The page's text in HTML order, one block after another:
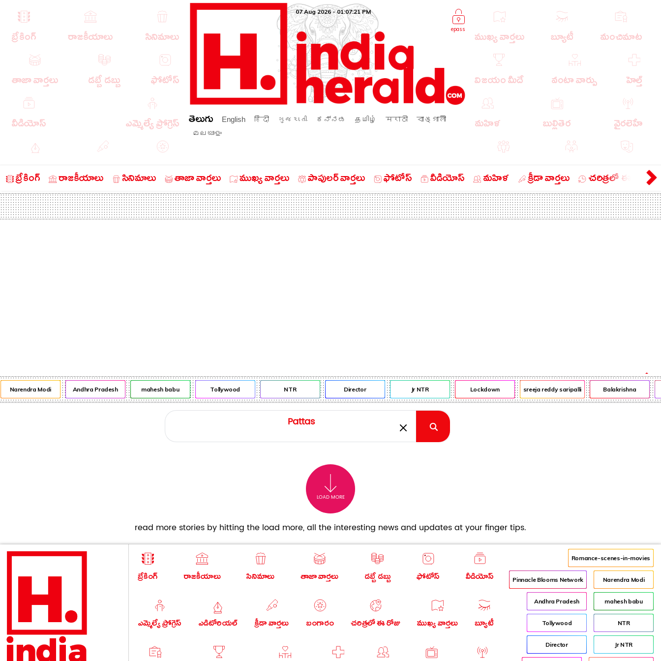
బ్రేకింగ్ రాజకీయాలు సినిమాలు
తాజా వార్తలు డబ్బే డబ్బు ఫోటోస్
వీడియోస్ ఎమ్మెల్యే ప్రోగ్రెస్
ఎడిటోరియల్
చరిత్రలో ఈ రోజు నేరాలు ఆటో
epass
07 Aug 2026 - 01:07:21 PM
తెలుగు English हिंदी ગુજરાતી ಕನ್ನಡ தமிழ் मराठी
বাঙ্গালী
മലയാളം
ముఖ్య వార్తలు బ్యూటీ మంచిమాట
విజయం మీదే వంటా వార్పు హెల్త్
మహిళ బుల్లితెర వైరలెహే
పాపులర్ వార్తలు
బిజినెస్ ఎడ్యుకేషన్ లైఫ్ స్టైల్
బ్రేకింగ్ రాజకీయాలు సినిమాలు తాజా వార్తలు ముఖ్య వార్తలు పాపులర్ వార్తలు ఫోటోస్ వీడియోస్ మహిళ క్రీడా వార్తలు చరిత్రలో ఈ రోజు
Narendra Modi Andhra Pradesh mahesh babu Tollywood NTR Director Jr NTR Lockdown sreeja reddy saripalli Balakrishna
LOAD MORE
read more stories by hitting the load more, all the interesting news and updates at your finger tips.
బ్రేకింగ్ రాజకీయాలు సినిమాలు తాజా వార్తలు డబ్బే డబ్బు ఫోటోస్ వీడియోస్
ఎమ్మెల్యే ప్రోగ్రెస్ ఎడిటోరియల్ క్రీడా వార్తలు బంగారం చరిత్రలో ఈ రోజు ముఖ్య వార్తలు బ్యూటీ
Romance-scenes-in-movies
Pinnacle Blooms Network Narendra Modi
Andhra Pradesh mahesh babu
Tollywood NTR
Director Jr NTR